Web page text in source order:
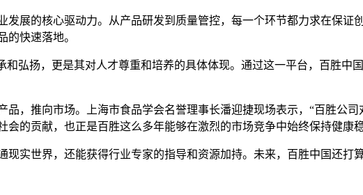
发展的核心驱动力。从产品研发到质量管控，每一个环节都力求在保证
的快速落地。
弘扬，更是其对人才尊重和培养的具体体现。通过这一平台，百胜中
品，推向市场。上海市食品学会名誉理事长潘迎捷现场表示，“百胜公
的贡献，也正是百胜这么多年能够在激烈的市场竞争中始终保持健康
现实世界，还能获得行业专家的指导和资源加持。未来，百胜中国还